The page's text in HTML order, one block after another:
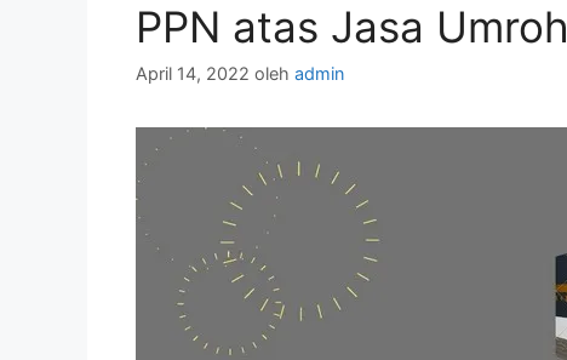
PPN atas Jasa Umroh
April 14, 2022 oleh admin